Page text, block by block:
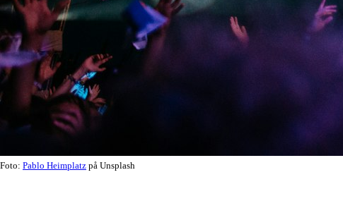
Foto: Pablo Heimplatz på Unsplash